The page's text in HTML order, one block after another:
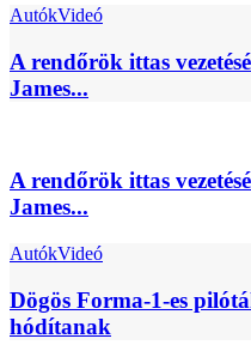
AutókVideó
A rendőrök ittas
James...
A rendőrök ittas
James...
AutókVideó
Dögös Forma-1-es
hódítanak